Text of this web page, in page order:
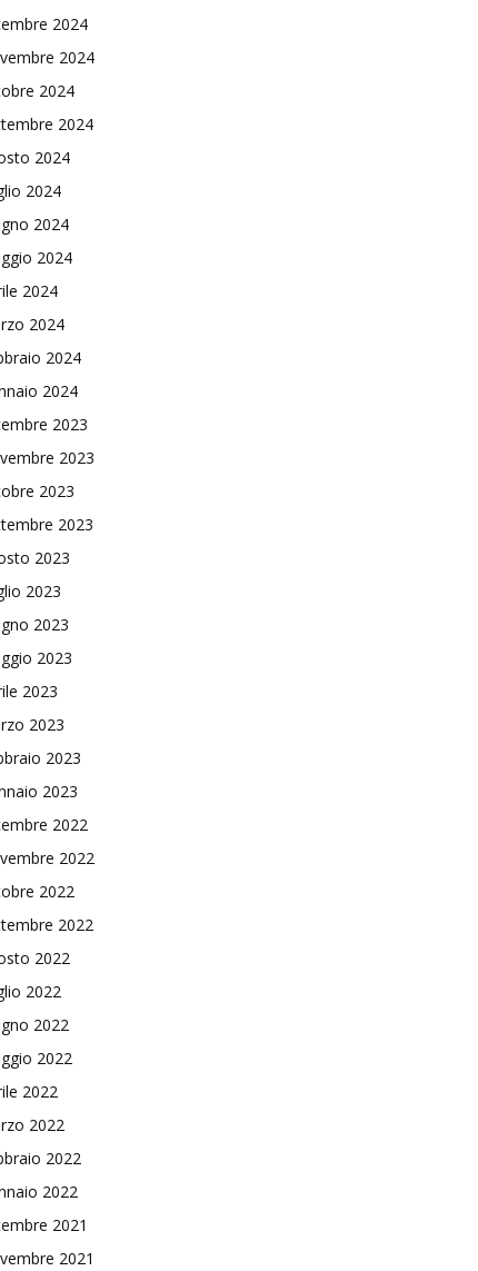
2024
2024
2024
2024
2024
2024
2024
2024
2024
2024
2024
2024
2023
2023
2023
2023
2023
2023
2023
2023
2023
2023
2023
2023
2022
2022
2022
2022
2022
2022
2022
2022
2022
2022
2022
2022
2021
2021